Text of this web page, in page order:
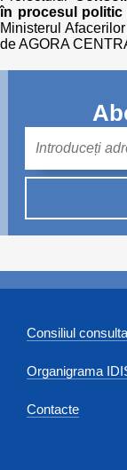
în procesul politic
Ministerul
de AGORA
Consiliul
Organigrama
Contacte